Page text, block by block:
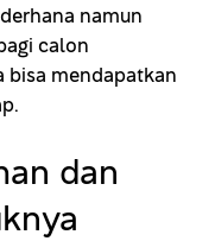
namun
calon
bisa mendapatkan
dan